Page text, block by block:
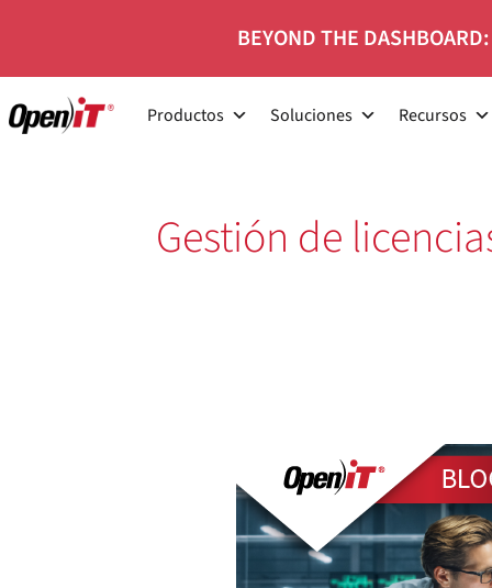
contenido
BEYOND THE
Productos Soluciones Recursos
Gestión de
Analyzer
para
Ansys
Software: